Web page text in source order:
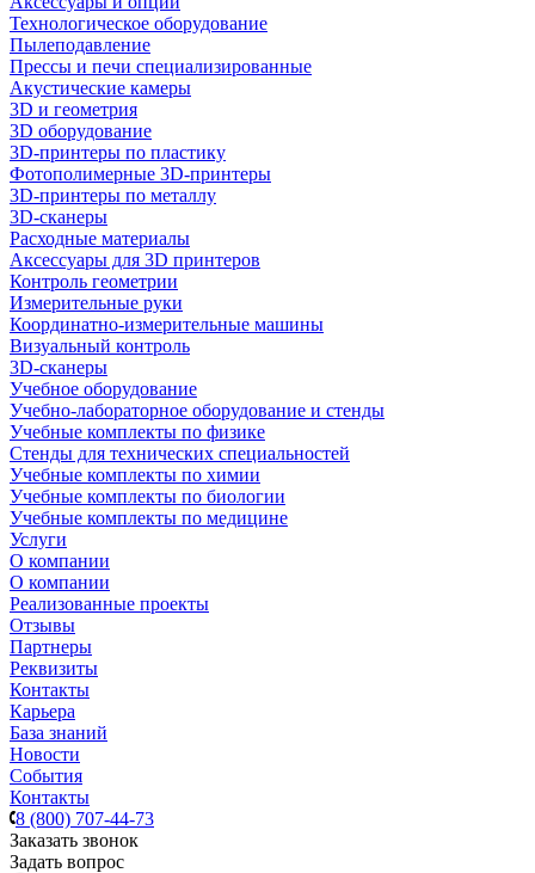
Технологическое оборудование
Пылеподавление
Прессы и печи специализированные
Акустические камеры
3D и геометрия
3D оборудование
3D-принтеры по пластику
Фотополимерные 3D-принтеры
3D-принтеры по металлу
3D-сканеры
Расходные материалы
Аксессуары для 3D принтеров
Контроль геометрии
Измерительные руки
Координатно-измерительные машины
Визуальный контроль
3D-сканеры
Учебное оборудование
Учебно-лабораторное оборудование и стенды
Учебные комплекты по физике
Стенды для технических специальностей
Учебные комплекты по химии
Учебные комплекты по биологии
Учебные комплекты по медицине
Услуги
О компании
О компании
Реализованные проекты
Отзывы
Партнеры
Реквизиты
Контакты
Карьера
База знаний
Новости
События
Контакты
8 (800) 707-44-73
Заказать звонок
Задать вопрос